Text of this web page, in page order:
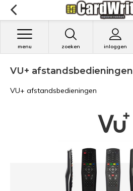
zoeken inloggen
menu
VU+ afstandsbedieningen
VU+ afstandsbedieningen